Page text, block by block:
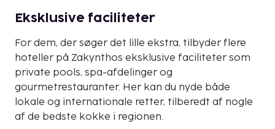
Eksklusive faciliteter
For dem, der søger det lille ekstra, tilbyder flere
hoteller på Zakynthos eksklusive faciliteter som
private pools, spa-afdelinger og
gourmetrestauranter. Her kan du nyde både
lokale og internationale retter, tilberedt af nogle
af de bedste kokke i regionen.